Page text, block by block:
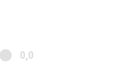
0,0